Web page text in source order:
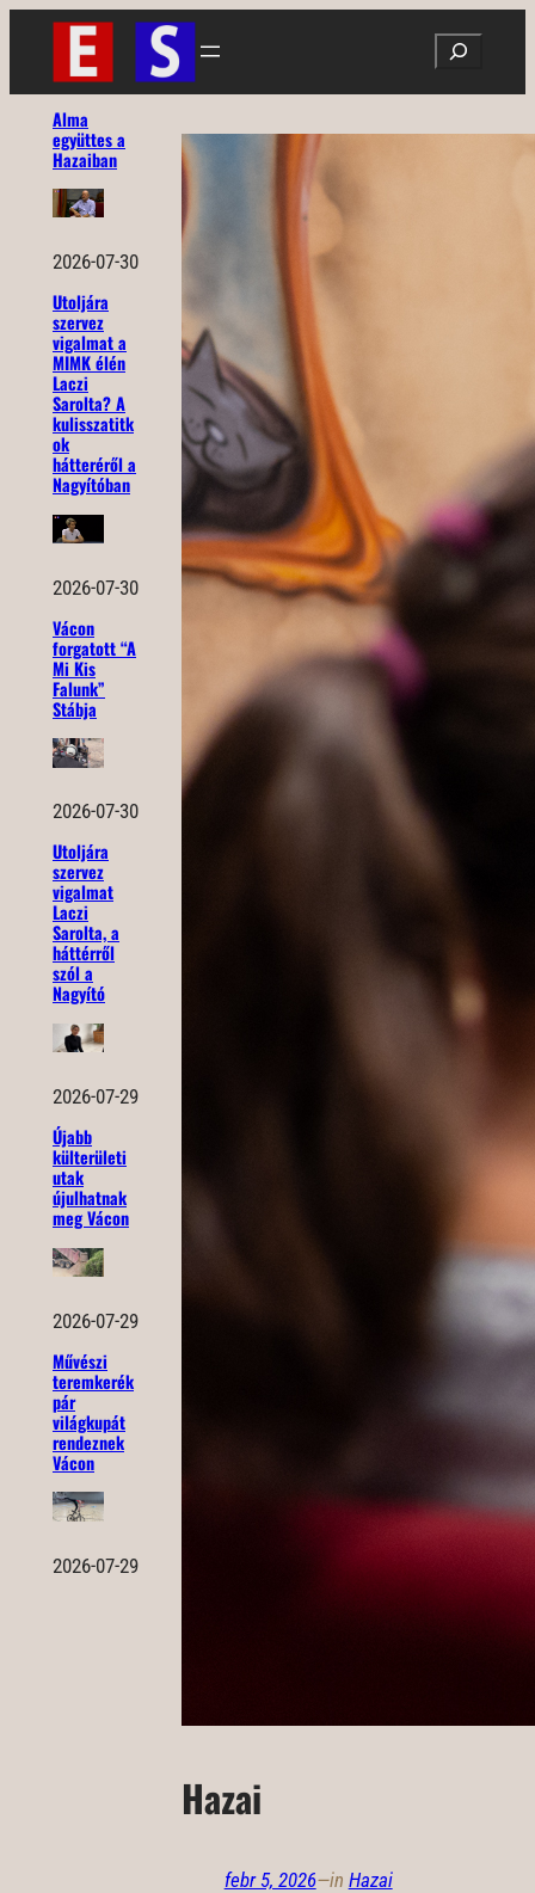
Ugrás
tartalomhoz
Search
Alma
együttes a
Hazaiban
2026-07-30
Utoljára
szervez
vigalmat a
MIMK élén
Laczi
Sarolta? A
kulisszatitk
ok
hátteréről a
Nagyítóban
2026-07-30
Vácon
forgatott “A
Mi Kis
Falunk”
Stábja
2026-07-30
Utoljára
szervez
vigalmat
Laczi
Sarolta, a
háttérről
szól a
Nagyító
2026-07-29
Újabb
külterületi
utak
újulhatnak
meg Vácon
2026-07-29
Művészi
teremkerék
pár
világkupát
rendeznek
Vácon
2026-07-29
Hazai
febr 5, 2026—in Hazai